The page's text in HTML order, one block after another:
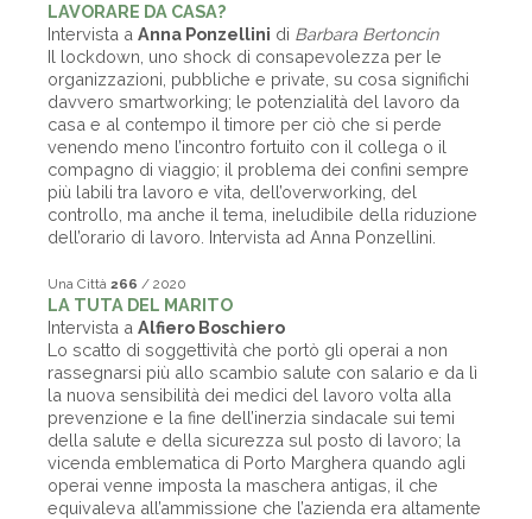
LAVORARE DA CASA?
Intervista a Anna Ponzellini di Barbara Bertoncin
Il lockdown, uno shock di consapevolezza per le
organizzazioni, pubbliche e private, su cosa significhi
davvero smartworking; le potenzialità del lavoro da
casa e al contempo il timore per ciò che si perde
venendo meno l’incontro fortuito con il collega o il
compagno di viaggio; il problema dei confini sempre
più labili tra lavoro e vita, dell’overworking, del
controllo, ma anche il tema, ineludibile della riduzione
dell’orario di lavoro. Intervista ad Anna Ponzellini.
Una Città 266 / 2020
LA TUTA DEL MARITO
Intervista a Alfiero Boschiero
Lo scatto di soggettività che portò gli operai a non
rassegnarsi più allo scambio salute con salario e da lì
la nuova sensibilità dei medici del lavoro volta alla
prevenzione e la fine dell’inerzia sindacale sui temi
della salute e della sicurezza sul posto di lavoro; la
vicenda emblematica di Porto Marghera quando agli
operai venne imposta la maschera antigas, il che
equivaleva all’ammissione che l’azienda era altamente